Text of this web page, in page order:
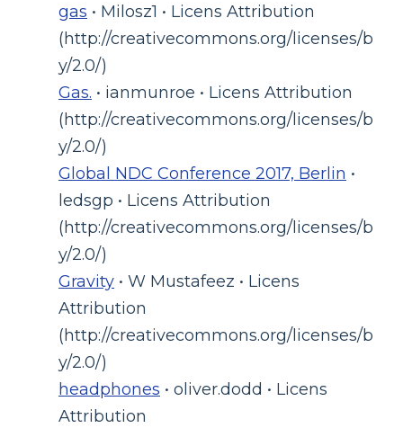
gas • Milosz1 • Licens Attribution
(http://creativecommons.org/licenses/b
y/2.0/)
Gas. • ianmunroe • Licens Attribution
(http://creativecommons.org/licenses/b
y/2.0/)
Global NDC Conference 2017, Berlin •
ledsgp • Licens Attribution
(http://creativecommons.org/licenses/b
y/2.0/)
Gravity • W Mustafeez • Licens
Attribution
(http://creativecommons.org/licenses/b
y/2.0/)
headphones • oliver.dodd • Licens
Attribution